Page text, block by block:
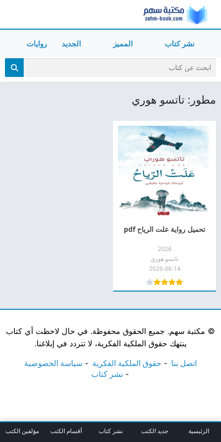
نشر كتاب المميز الجديد روايات
مطور: تاتسو هوري
تحميل رواية علت الرياح pdf
2026
تاتسو هوري
2026-06-14
© مكتبة سهم. جميع الحقوق محفوظة. في حال لاحظت أي كتاب
ينتهك حقوق الملكية الفكرية، لا تتردد في إبلاغنا.
اتصل بنا حقوق الملكية الفكرية
سياسة الخصوصية
نشر كتاب
الرئيسية جديد الكتب نشر كتاب أقسام الكتب مؤلفين الكتب